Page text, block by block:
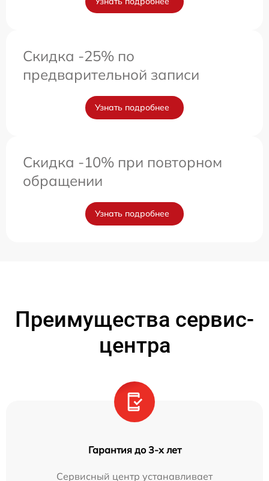
Скидка -25% по
предварительной записи
Узнать подробнее
Скидка -10% при повторном
обращении
Узнать подробнее
Преимущества сервис-
центра
Гарантия до 3-х лет
Сервисный центр устанавливает